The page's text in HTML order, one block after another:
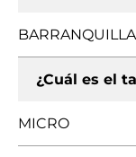
BARRANQUILLA
¿Cuál es el
MICRO